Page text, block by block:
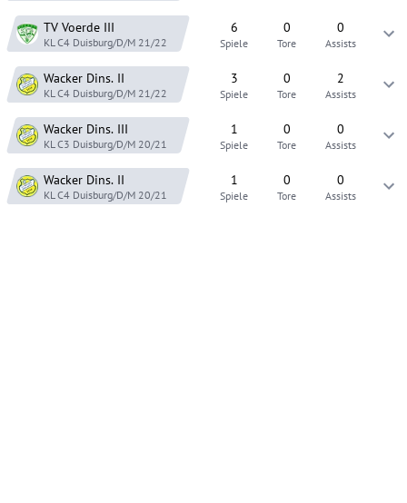
TV Voerde III
KL C4 Duisburg/D/M 21/22
6
Spiele
0
Tore
0
Assists
Wacker Dins. II
KL C4 Duisburg/D/M 21/22
3
Spiele
0
Tore
2
Assists
Wacker Dins. III
KL C3 Duisburg/D/M 20/21
1
Spiele
0
Tore
0
Assists
Wacker Dins. II
KL C4 Duisburg/D/M 20/21
1
Spiele
0
Tore
0
Assists